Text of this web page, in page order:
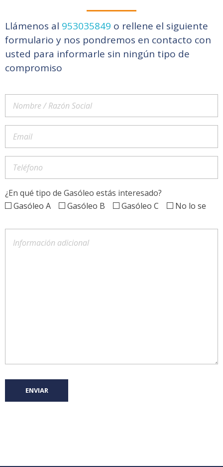
Llámenos al 953035849 o rellene el siguiente
formulario y nos pondremos en contacto con
usted para informarle sin ningún tipo de
compromiso
¿En qué tipo de Gasóleo estás interesado?
Gasóleo A
Gasóleo B Gasóleo C No lo se